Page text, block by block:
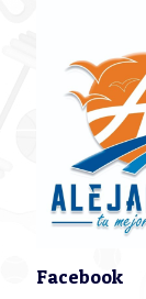
Facebook